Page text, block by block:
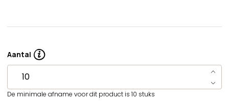
Aantal
De minimale afname voor dit product is 10 stuks